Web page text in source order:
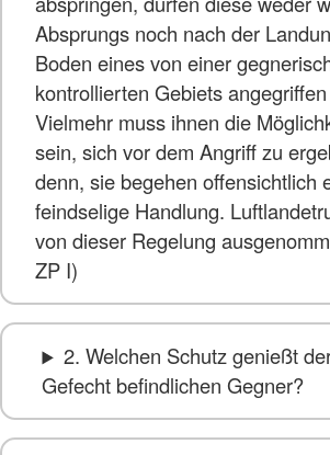
Absprungs noch nach der
Boden eines von einer
kontrollierten Gebiets
Vielmehr muss ihnen die
sein, sich vor dem Angriff zu
denn, sie begehen offensichtlich
feindselige Handlung.
von dieser Regelung
ZP I)
2. Welchen Schutz genießt
Gefecht befindlichen Gegner?